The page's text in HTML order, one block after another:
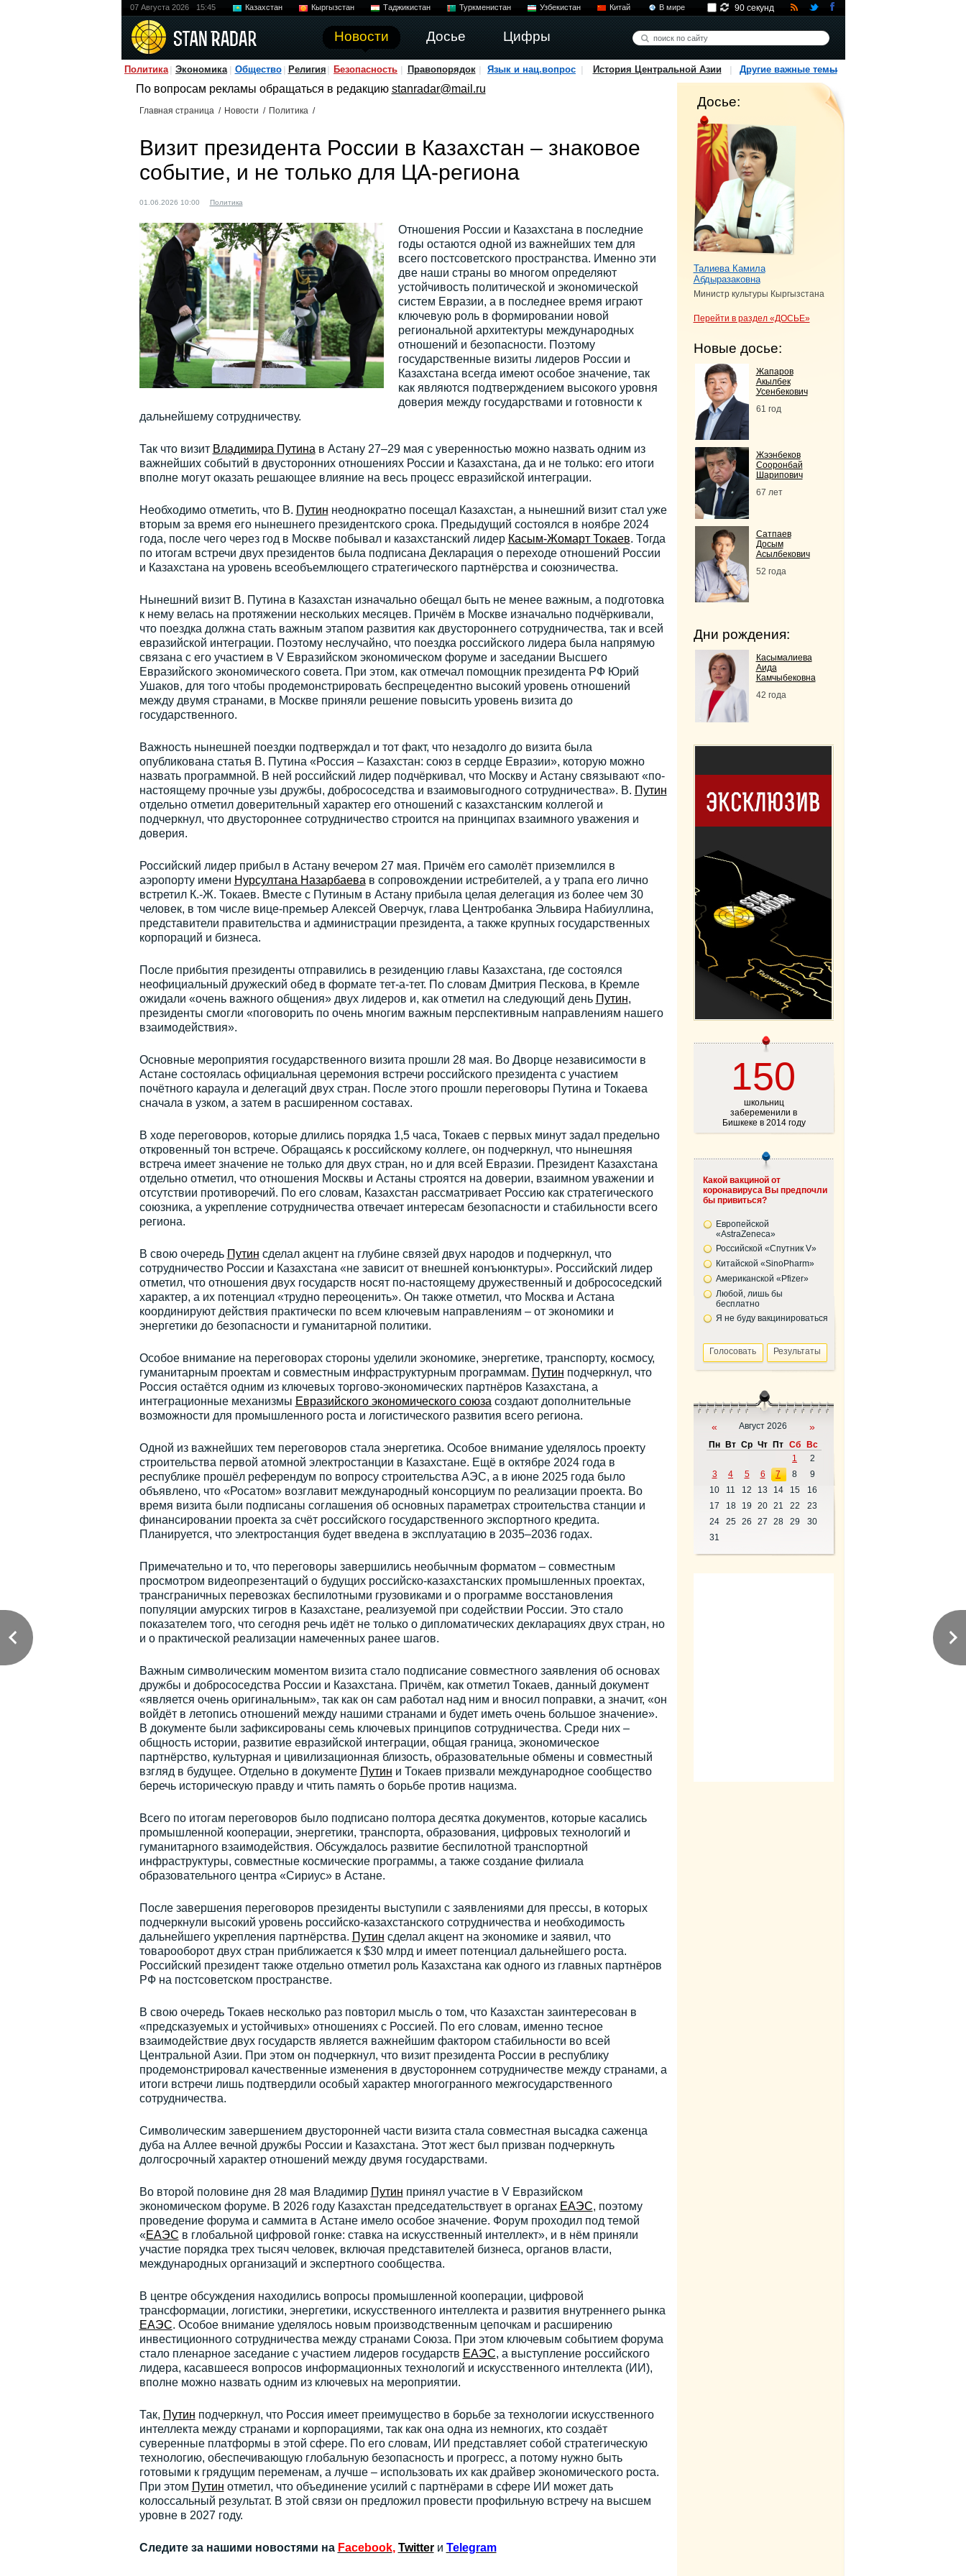
07 Августа 2026 15:45 Казахстан Кыргызстан Таджикистан Туркменистан Узбекистан Китай В мире
Новости Досье Цифры
90 секунд
Политика Экономика Общество Религия Безопасность Правопорядок Язык и нац.вопрос История Центральной Азии Другие важные темы
По вопросам рекламы обращаться в редакцию stanradar@mail.ru
Главная страница / Новости / Политика /
Визит президента России в Казахстан – знаковое
событие, и не только для ЦА-региона
01.06.2026 10:00 Политика
Отношения России и Казахстана в последние
годы остаются одной из важнейших тем для
всего постсоветского пространства. Именно эти
две наши страны во многом определяют
устойчивость политической и экономической
систем Евразии, а в последнее время играют
ключевую роль в формировании новой
региональной архитектуры международных
отношений и безопасности. Поэтому
государственные визиты лидеров России и
Казахстана всегда имеют особое значение, так
как являются подтверждением высокого уровня
доверия между государствами и готовности к
дальнейшему сотрудничеству.
Так что визит Владимира Путина в Астану 27–29 мая с уверенностью можно назвать одним из
важнейших событий в двусторонних отношениях России и Казахстана, да и не только: его итоги
вполне могут оказать решающее влияние на весь процесс евразийской интеграции.
Необходимо отметить, что В. Путин неоднократно посещал Казахстан, а нынешний визит стал уже
вторым за время его нынешнего президентского срока. Предыдущий состоялся в ноябре 2024
года, после чего через год в Москве побывал и казахстанский лидер Касым-Жомарт Токаев. Тогда
по итогам встречи двух президентов была подписана Декларация о переходе отношений России
и Казахстана на уровень всеобъемлющего стратегического партнёрства и союзничества.
Нынешний визит В. Путина в Казахстан изначально обещал быть не менее важным, а подготовка
к нему велась на протяжении нескольких месяцев. Причём в Москве изначально подчёркивали,
что поездка должна стать важным этапом развития как двустороннего сотрудничества, так и всей
евразийской интеграции. Поэтому неслучайно, что поездка российского лидера была напрямую
связана с его участием в V Евразийском экономическом форуме и заседании Высшего
Евразийского экономического совета. При этом, как отмечал помощник президента РФ Юрий
Ушаков, для того чтобы продемонстрировать беспрецедентно высокий уровень отношений
между двумя странами, в Москве приняли решение повысить уровень визита до
государственного.
Важность нынешней поездки подтверждал и тот факт, что незадолго до визита была
опубликована статья В. Путина «Россия – Казахстан: союз в сердце Евразии», которую можно
назвать программной. В ней российский лидер подчёркивал, что Москву и Астану связывают «по-
настоящему прочные узы дружбы, добрососедства и взаимовыгодного сотрудничества». В. Путин
отдельно отметил доверительный характер его отношений с казахстанским коллегой и
подчеркнул, что двустороннее сотрудничество строится на принципах взаимного уважения и
доверия.
Российский лидер прибыл в Астану вечером 27 мая. Причём его самолёт приземлился в
аэропорту имени Нурсултана Назарбаева в сопровождении истребителей, а у трапа его лично
встретил К.-Ж. Токаев. Вместе с Путиным в Астану прибыла целая делегация из более чем 30
человек, в том числе вице-премьер Алексей Оверчук, глава Центробанка Эльвира Набиуллина,
представители правительства и администрации президента, а также крупных государственных
корпораций и бизнеса.
После прибытия президенты отправились в резиденцию главы Казахстана, где состоялся
неофициальный дружеский обед в формате тет-а-тет. По словам Дмитрия Пескова, в Кремле
ожидали «очень важного общения» двух лидеров и, как отметил на следующий день Путин,
президенты смогли «поговорить по очень многим важным перспективным направлениям нашего
взаимодействия».
Основные мероприятия государственного визита прошли 28 мая. Во Дворце независимости в
Астане состоялась официальная церемония встречи российского президента с участием
почётного караула и делегаций двух стран. После этого прошли переговоры Путина и Токаева
сначала в узком, а затем в расширенном составах.
В ходе переговоров, которые длились порядка 1,5 часа, Токаев с первых минут задал предельно
откровенный тон встрече. Обращаясь к российскому коллеге, он подчеркнул, что нынешняя
встреча имеет значение не только для двух стран, но и для всей Евразии. Президент Казахстана
отдельно отметил, что отношения Москвы и Астаны строятся на доверии, взаимном уважении и
отсутствии противоречий. По его словам, Казахстан рассматривает Россию как стратегического
союзника, а укрепление сотрудничества отвечает интересам безопасности и стабильности всего
региона.
В свою очередь Путин сделал акцент на глубине связей двух народов и подчеркнул, что
сотрудничество России и Казахстана «не зависит от внешней конъюнктуры». Российский лидер
отметил, что отношения двух государств носят по-настоящему дружественный и добрососедский
характер, а их потенциал «трудно переоценить». Он также отметил, что Москва и Астана
координируют действия практически по всем ключевым направлениям – от экономики и
энергетики до безопасности и гуманитарной политики.
Особое внимание на переговорах стороны уделили экономике, энергетике, транспорту, космосу,
гуманитарным проектам и совместным инфраструктурным программам. Путин подчеркнул, что
Россия остаётся одним из ключевых торгово-экономических партнёров Казахстана, а
интеграционные механизмы Евразийского экономического союза создают дополнительные
возможности для промышленного роста и логистического развития всего региона.
Одной из важнейших тем переговоров стала энергетика. Особое внимание уделялось проекту
строительства первой атомной электростанции в Казахстане. Ещё в октябре 2024 года в
республике прошёл референдум по вопросу строительства АЭС, а в июне 2025 года было
объявлено, что «Росатом» возглавит международный консорциум по реализации проекта. Во
время визита были подписаны соглашения об основных параметрах строительства станции и
финансировании проекта за счёт российского государственного экспортного кредита.
Планируется, что электростанция будет введена в эксплуатацию в 2035–2036 годах.
Примечательно и то, что переговоры завершились необычным форматом – совместным
просмотром видеопрезентаций о будущих российско-казахстанских промышленных проектах,
трансграничных перевозках беспилотными грузовиками и о программе восстановления
популяции амурских тигров в Казахстане, реализуемой при содействии России. Это стало
показателем того, что сегодня речь идёт не только о дипломатических декларациях двух стран, но
и о практической реализации намеченных ранее шагов.
Важным символическим моментом визита стало подписание совместного заявления об основах
дружбы и добрососедства России и Казахстана. Причём, как отметил Токаев, данный документ
«является очень оригинальным», так как он сам работал над ним и вносил поправки, а значит, «он
войдёт в летопись отношений между нашими странами и будет иметь очень большое значение».
В документе были зафиксированы семь ключевых принципов сотрудничества. Среди них –
общность истории, развитие евразийской интеграции, общая граница, экономическое
партнёрство, культурная и цивилизационная близость, образовательные обмены и совместный
взгляд в будущее. Отдельно в документе Путин и Токаев призвали международное сообщество
беречь историческую правду и чтить память о борьбе против нацизма.
Всего по итогам переговоров было подписано полтора десятка документов, которые касались
промышленной кооперации, энергетики, транспорта, образования, цифровых технологий и
гуманитарного взаимодействия. Обсуждалось развитие беспилотной транспортной
инфраструктуры, совместные космические программы, а также создание филиала
образовательного центра «Сириус» в Астане.
После завершения переговоров президенты выступили с заявлениями для прессы, в которых
подчеркнули высокий уровень российско-казахстанского сотрудничества и необходимость
дальнейшего укрепления партнёрства. Путин сделал акцент на экономике и заявил, что
товарооборот двух стран приближается к $30 млрд и имеет потенциал дальнейшего роста.
Российский президент также отдельно отметил роль Казахстана как одного из главных партнёров
РФ на постсоветском пространстве.
В свою очередь Токаев несколько раз повторил мысль о том, что Казахстан заинтересован в
«предсказуемых и устойчивых» отношениях с Россией. По его словам, именно тесное
взаимодействие двух государств является важнейшим фактором стабильности во всей
Центральной Азии. При этом он подчеркнул, что визит президента России в республику
продемонстрировал качественные изменения в двустороннем сотрудничестве между странами, а
итоги встречи лишь подтвердили особый характер многогранного межгосударственного
сотрудничества.
Символическим завершением двусторонней части визита стала совместная высадка саженца
дуба на Аллее вечной дружбы России и Казахстана. Этот жест был призван подчеркнуть
долгосрочный характер отношений между двумя государствами.
Во второй половине дня 28 мая Владимир Путин принял участие в V Евразийском
экономическом форуме. В 2026 году Казахстан председательствует в органах ЕАЭС, поэтому
проведение форума и саммита в Астане имело особое значение. Форум проходил под темой
«ЕАЭС в глобальной цифровой гонке: ставка на искусственный интеллект», и в нём приняли
участие порядка трех тысяч человек, включая представителей бизнеса, органов власти,
международных организаций и экспертного сообщества.
В центре обсуждения находились вопросы промышленной кооперации, цифровой
трансформации, логистики, энергетики, искусственного интеллекта и развития внутреннего рынка
ЕАЭС. Особое внимание уделялось новым производственным цепочкам и расширению
инвестиционного сотрудничества между странами Союза. При этом ключевым событием форума
стало пленарное заседание с участием лидеров государств ЕАЭС, а выступление российского
лидера, касавшееся вопросов информационных технологий и искусственного интеллекта (ИИ),
вполне можно назвать одним из ключевых на мероприятии.
Так, Путин подчеркнул, что Россия имеет преимущество в борьбе за технологии искусственного
интеллекта между странами и корпорациями, так как она одна из немногих, кто создаёт
суверенные платформы в этой сфере. По его словам, ИИ представляет собой стратегическую
технологию, обеспечивающую глобальную безопасность и прогресс, а потому нужно быть
готовыми к грядущим переменам, а лучше – использовать их как драйвер экономического роста.
При этом Путин отметил, что объединение усилий с партнёрами в сфере ИИ может дать
колоссальный результат. В этой связи он предложил провести профильную встречу на высшем
уровне в 2027 году.
Следите за нашими новостями на Facebook, Twitter и Telegram
Досье:
Талиева Камила
Абдыразаковна
Министр культуры Кыргызстана
Перейти в раздел «ДОСЬЕ»
Новые досье:
Жапаров
Акылбек
Усенбекович
61 год
Жээнбеков
Сооронбай
Шарипович
67 лет
Сатпаев
Досым
Асылбекович
52 года
Дни рождения:
Касымалиева
Аида
Камчыбековна
42 года
150
школьниц
забеременили в
Бишкеке в 2014 году
Какой вакциной от
коронавируса Вы предпочли
бы привиться?
Европейской
«AstraZeneca»
Российской «Спутник V»
Китайской «SinoPharm»
Американской «Pfizer»
Любой, лишь бы
бесплатно
Я не буду вакцинироваться
« Август 2026 »
Пн Вт Ср Чт Пт Сб
Вс
1
2
3
4 5 6 7 8
9
10
11 12 13 14 15
16
17
18 19 20 21 22
23
24
25 26 27 28 29
30
31